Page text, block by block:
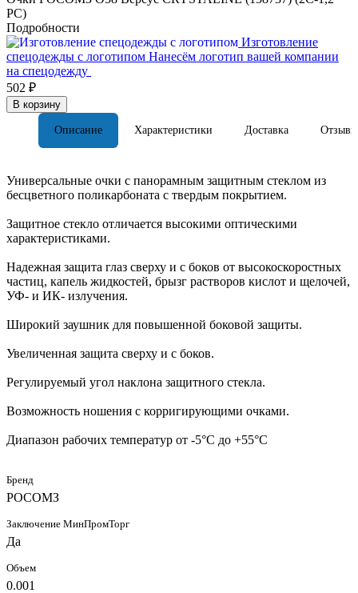
PC)
Подробности
Изготовление
спецодежды с логотипом Нанесём логотип вашей компании
на спецодежду
502 ₽
В корзину
Описание Характеристики Доставка Отзывы
Универсальные очки с панорамным защитным стеклом из
бесцветного поликарбоната с твердым покрытием.
Защитное стекло отличается высокими оптическими
характеристиками.
Надежная защита глаз сверху и с боков от высокоскоростных
частиц, капель жидкостей, брызг растворов кислот и щелочей,
УФ- и ИК- излучения.
Широкий заушник для повышенной боковой защиты.
Увеличенная защита сверху и с боков.
Регулируемый угол наклона защитного стекла.
Возможность ношения с корригирующими очками.
Диапазон рабочих температур от -5°C до +55°C
Бренд
РОСОМЗ
Заключение МинПромТорг
Да
Объем
0.001